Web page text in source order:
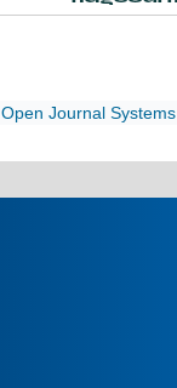
Open Journal Systems